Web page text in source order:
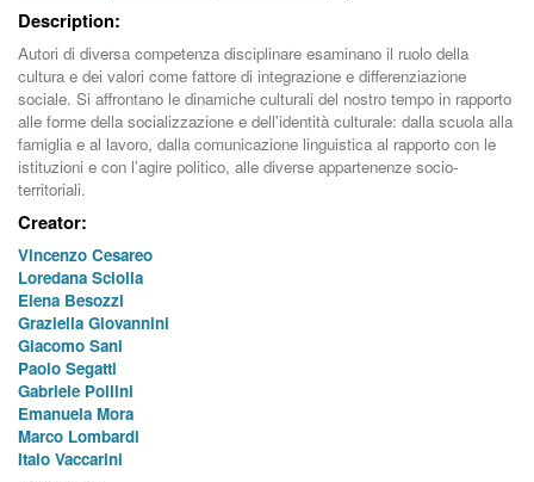
Description:
Autori di diversa competenza disciplinare esaminano il ruolo della
cultura e dei valori come fattore di integrazione e differenziazione
sociale. Si affrontano le dinamiche culturali del nostro tempo in rapporto
alle forme della socializzazione e dell'identità culturale: dalla scuola alla
famiglia e al lavoro, dalla comunicazione linguistica al rapporto con le
istituzioni e con l’agire politico, alle diverse appartenenze socio-
territoriali.
Creator:
Vincenzo Cesareo
Loredana Sciolla
Elena Besozzi
Graziella Giovannini
Giacomo Sani
Paolo Segatti
Gabriele Pollini
Emanuela Mora
Marco Lombardi
Italo Vaccarini